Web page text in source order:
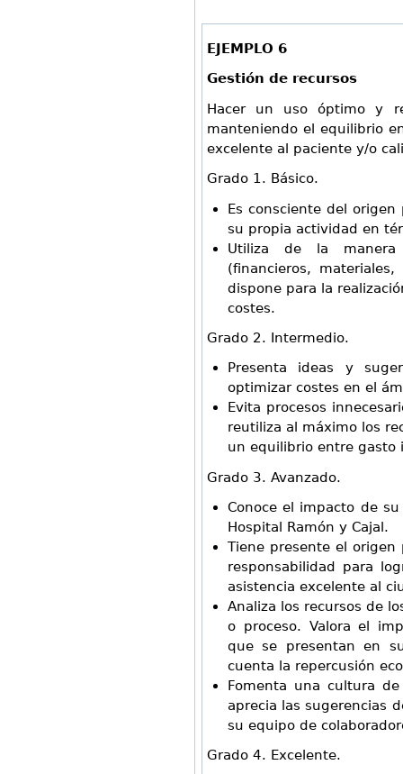
EJEMPLO 6
Gestión de recursos
Hacer un uso óptimo y
manteniendo el equilibrio
excelente al paciente y/o
Grado 1. Básico.
Es consciente del
su propia actividad en
Utiliza de la manera
(financieros,
dispone para la
costes.
Grado 2. Intermedio.
Presenta ideas y
optimizar costes en el
Evita procesos
reutiliza al máximo los
un equilibrio entre gasto
Grado 3. Avanzado.
Conoce el impacto de
Hospital Ramón y Cajal.
Tiene presente el
responsabilidad para
asistencia excelente al
Analiza los recursos de
o proceso. Valora el
que se presentan en
cuenta la repercusión
Fomenta una cultura
aprecia las sugerencias
su equipo de
Grado 4. Excelente.